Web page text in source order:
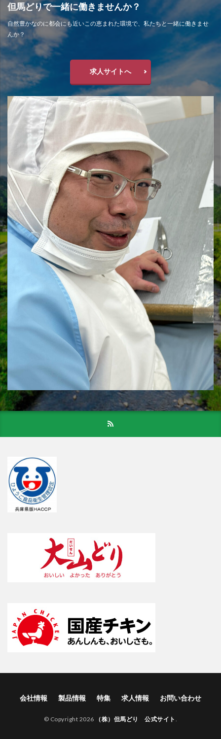
但馬どりで一緒に働きませんか？
自然豊かなのに都会にも近いこの恵まれた環境で、私たちと一緒に働きませ
んか？
求人サイトへ
会社情報 製品情報 特集 求人情報 お問い合わせ
© Copyright 2026 （株）但馬どり 公式サイト